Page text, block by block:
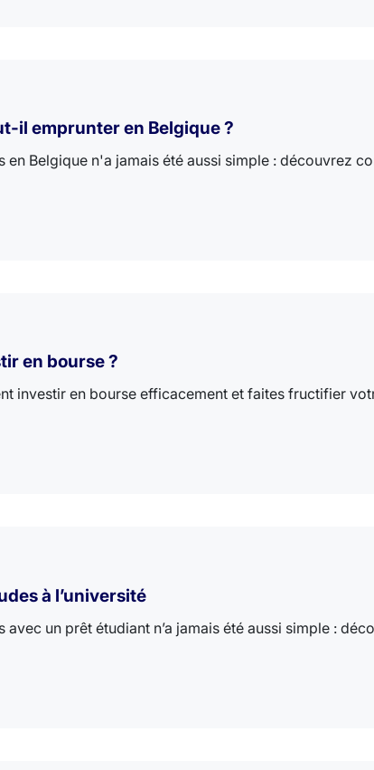
il emprunter en Belgique ?
en Belgique n'a jamais été aussi simple : découvrez
en bourse ?
investir en bourse efficacement et faites fructifier
à l’université
avec un prêt étudiant n’a jamais été aussi simple :